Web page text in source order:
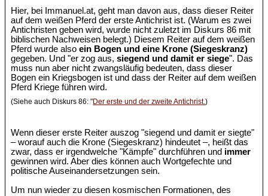
Hier, bei Immanuel.at, geht man davon aus, dass dieser Reiter
auf dem weißen Pferd der erste Antichrist ist. (Warum es zwei
Antichristen geben wird, wurde nicht zuletzt im Diskurs 86 mit
biblischen Nachweisen belegt.) Diesem Reiter auf dem weißen
Pferd wurde alsoein Bogen und eine Krone (Siegeskranz)
gegeben. Und "er zog aus,siegend und damit er siege". Das
muss nun aber nicht zwangsläufig bedeuten, dass dieser
Bogen ein Kriegsbogen ist und dass der Reiter auf dem weißen
Pferd Kriege führen wird.
(Siehe auch Diskurs 86: "Der erste und der zweite Antichrist.)
Wenn dieser erste Reiter auszog "siegend und damit er siegte"
– worauf auch die Krone (Siegeskranz) hindeutet –, heißt das
zwar, dass er irgendwelche "Kämpfe" durchführen und immer
gewinnen wird. Aber dies können auch Wortgefechte und
politische Auseinandersetzungen sein.
Um nun wieder zu diesen kosmischen Formationen, des